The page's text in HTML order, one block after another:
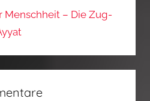
Menschheit – Die Zug-